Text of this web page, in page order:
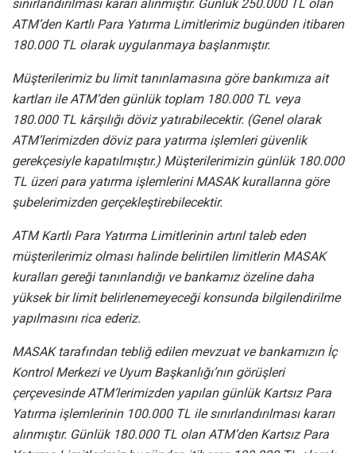
sınırlandırılması kararı alınmıştır. Günlük 250.000 TL olan
ATM’den Kartlı Para Yatırma Limitlerimiz bugünden itibaren
180.000 TL olarak uygulanmaya başlanmıştır.
Müşterilerimiz bu limit tanınlamasına göre bankımıza ait
kartları ile ATM’den günlük toplam 180.000 TL veya
180.000 TL kârşılığı döviz yatırabilecektir. (Genel olarak
ATM’lerimizden döviz para yatırma işlemleri güvenlik
gerekçesiyle kapatılmıştır.) Müşterilerimizin günlük 180.000
TL üzeri para yatırma işlemlerini MASAK kurallarına göre
şubelerimizden gerçekleştirebilecektir.
ATM Kartlı Para Yatırma Limitlerinin artırıl taleb eden
müşterilerimiz olması halinde belirtilen limitlerin MASAK
kuralları gereği tanınlandığı ve bankamız özeline daha
yüksek bir limit belirlenemeyeceği konsunda bilgilendirilme
yapılmasını rica ederiz.
MASAK tarafından tebliğ edilen mevzuat ve bankamızın İç
Kontrol Merkezi ve Uyum Başkanlığı’nın görüşleri
çerçevesinde ATM’lerimizden yapılan günlük Kartsız Para
Yatırma işlemlerinin 100.000 TL ile sınırlandırılması kararı
alınmıştır. Günlük 180.000 TL olan ATM’den Kartsız Para